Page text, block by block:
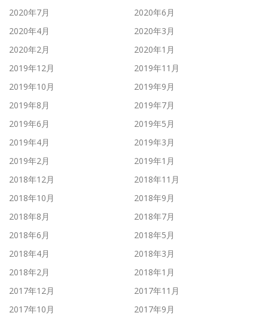
2020年7月
2020年6月
2020年4月
2020年3月
2020年2月
2020年1月
2019年12月
2019年11月
2019年10月
2019年9月
2019年8月
2019年7月
2019年6月
2019年5月
2019年4月
2019年3月
2019年2月
2019年1月
2018年12月
2018年11月
2018年10月
2018年9月
2018年8月
2018年7月
2018年6月
2018年5月
2018年4月
2018年3月
2018年2月
2018年1月
2017年12月
2017年11月
2017年10月
2017年9月